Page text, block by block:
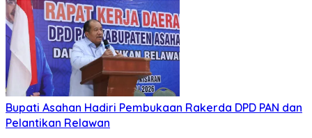
Bupati Asahan Hadiri Pembukaan Rakerda DPD PAN dan
Pelantikan Relawan